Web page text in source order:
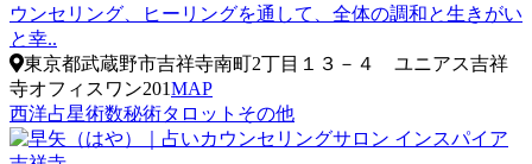
ウンセリング、ヒーリングを通して、全体の調和と生きがい
と幸..
東京都武蔵野市吉祥寺南町2丁目１３－４ ユニアス吉祥
寺オフィスワン201MAP
西洋占星術数秘術タロット その他